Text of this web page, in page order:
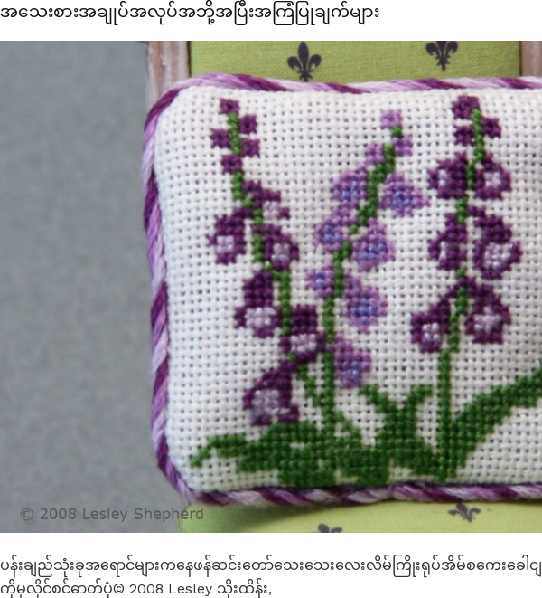
အသေးစားအချုပ်အလုပ်အဘို့အပြီးအကြံပြုချက်များ
ပန်းချည်သုံးခုအရောင်များကနေဖန်ဆင်းတော်သေးသေးလေးလိမ်ကြိုးရုပ်အိမ်စကေးခေါငျ
ကိုမှလိုင်စင်ဓာတ်ပုံ© 2008 Lesley သိုးထိန်း,